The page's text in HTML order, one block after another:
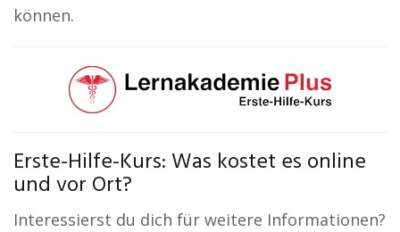
können.
Erste-Hilfe-Kurs: Was kostet es online
und vor Ort?
Interessierst du dich für weitere Informationen?